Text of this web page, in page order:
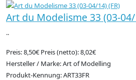
Art du Modelisme 33 (03-04/
..
Preis: 8,50€ Preis (netto): 8,02€
Hersteller / Marke: Art of Modelling
Produkt-Kennung: ART33FR